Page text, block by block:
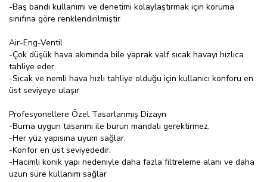
-Baş bandı kullanımı ve denetimi kolaylaştırmak için koruma
sınıfına göre renklendirilmiştir
Air-Eng-Ventil
-Çok düşük hava akımında bile yaprak valf sıcak havayı hızlıca
tahliye eder.
-Sıcak ve nemli hava hızlı tahliye olduğu için kullanıcı konforu en
üst seviyeye ulaşır
Profesyonellere Özel Tasarlanmış Dizayn
-Burna uygun tasarımı ile burun mandalı gerektirmez.
-Her yüz yapısına uyum sağlar.
-Konfor en üst seviyededir.
-Hacimli konik yapı nedeniyle daha fazla filtreleme alanı ve daha
uzun süre kullanım sağlar